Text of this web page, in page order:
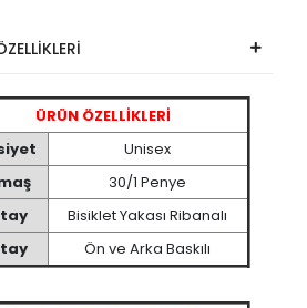
ÜRÜN ÖZELLİKLERİ
Unisex
30/1 Penye
Bisiklet Yakası Ribanalı
Ön ve Arka Baskılı